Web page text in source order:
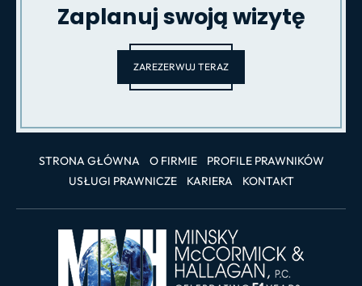
Zaplanuj swoją wizytę
ZAREZERWUJ TERAZ
STRONA GŁÓWNA O FIRMIE
PROFILE PRAWNIKÓW
USŁUGI PRAWNICZE
KARIERA KONTAKT